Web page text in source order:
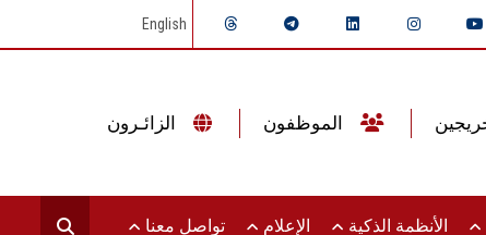
English
الأنظمة الذكية الإعلام تواصل معنا